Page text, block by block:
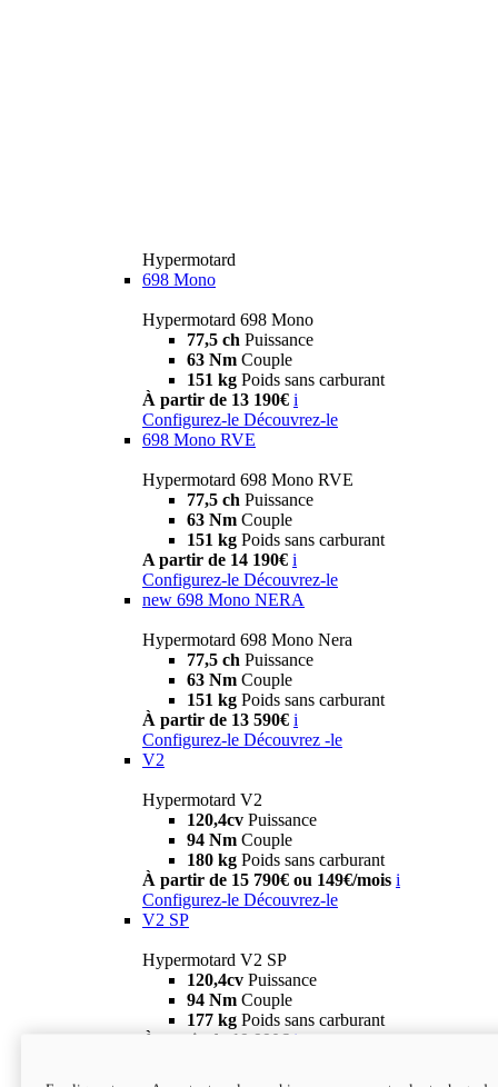
Hypermotard
698 Mono
Hypermotard 698 Mono
77,5 ch Puissance
63 Nm Couple
151 kg Poids sans carburant
À partir de 13 190€ i
Configurez-le Découvrez-le
698 Mono RVE
Hypermotard 698 Mono RVE
77,5 ch Puissance
63 Nm Couple
151 kg Poids sans carburant
A partir de 14 190€ i
Configurez-le Découvrez-le
new 698 Mono NERA
Hypermotard 698 Mono Nera
77,5 ch Puissance
63 Nm Couple
151 kg Poids sans carburant
À partir de 13 590€ i
Configurez-le Découvrez -le
V2
Hypermotard V2
120,4cv Puissance
94 Nm Couple
180 kg Poids sans carburant
À partir de 15 790€ ou 149€/mois i
Configurez-le Découvrez-le
V2 SP
Hypermotard V2 SP
120,4cv Puissance
94 Nm Couple
177 kg Poids sans carburant
À partir de 19 990€ i
new
V2 SP 100